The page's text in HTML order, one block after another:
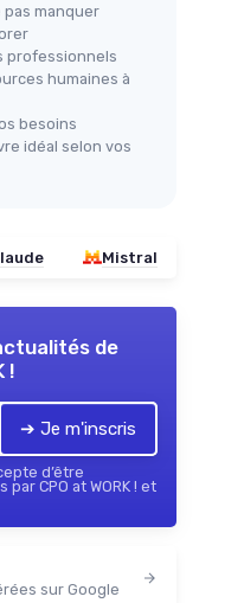
manquer
professionnels
humaines à
besoins
idéal selon vos
Mistral
de
!
➔ Je m'inscris
d’être
CPO at WORK ! et
sur Google